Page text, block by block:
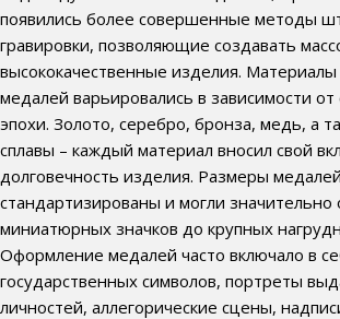
появились более совершенные методы
гравировки, позволяющие создавать
высококачественные изделия. Материалы
медалей варьировались в зависимости от
эпохи. Золото, серебро, бронза, медь, а
сплавы – каждый материал вносил свой
долговечность изделия. Размеры
стандартизированы и могли значительно
миниатюрных значков до крупных
Оформление медалей часто включало в
государственных символов, портреты
личностей, аллегорические сцены,